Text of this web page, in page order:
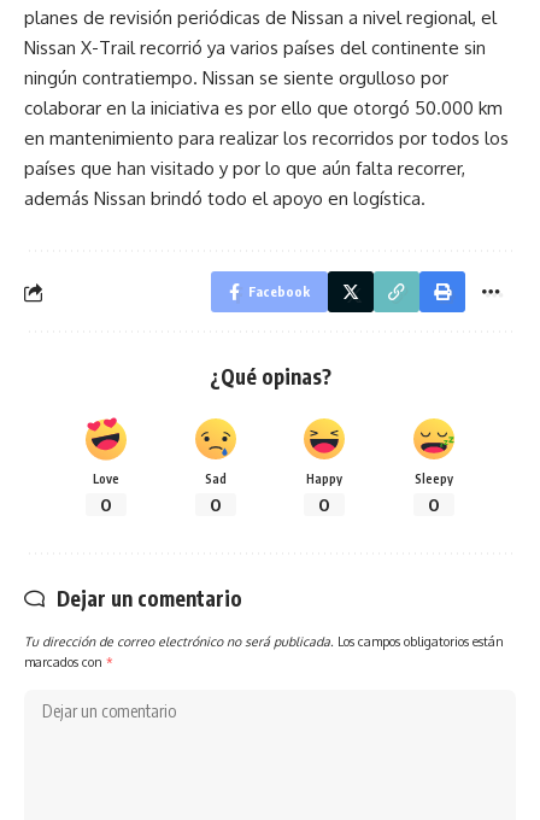
planes de revisión periódicas de Nissan a nivel regional, el
Nissan X-Trail recorrió ya varios países del continente sin
ningún contratiempo. Nissan se siente orgulloso por
colaborar en la iniciativa es por ello que otorgó 50.000 km
en mantenimiento para realizar los recorridos por todos los
países que han visitado y por lo que aún falta recorrer,
además Nissan brindó todo el apoyo en logística.
Facebook
¿Qué opinas?
Love
0
Sad
0
Happy
0
Sleepy
0
Dejar un comentario
Tu dirección de correo electrónico no será publicada. Los campos obligatorios están
marcados con *